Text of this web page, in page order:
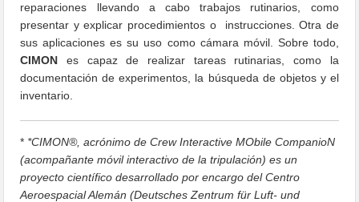
reparaciones llevando a cabo trabajos rutinarios, como
presentar y explicar procedimientos o instrucciones. Otra de
sus aplicaciones es su uso como cámara móvil. Sobre todo,
CIMON es capaz de realizar tareas rutinarias, como la
documentación de experimentos, la búsqueda de objetos y el
inventario.
* *CIMON®, acrónimo de Crew Interactive MObile CompanioN
(acompañante móvil interactivo de la tripulación) es un
proyecto científico desarrollado por encargo del Centro
Aeroespacial Alemán (Deutsches Zentrum für Luft- und